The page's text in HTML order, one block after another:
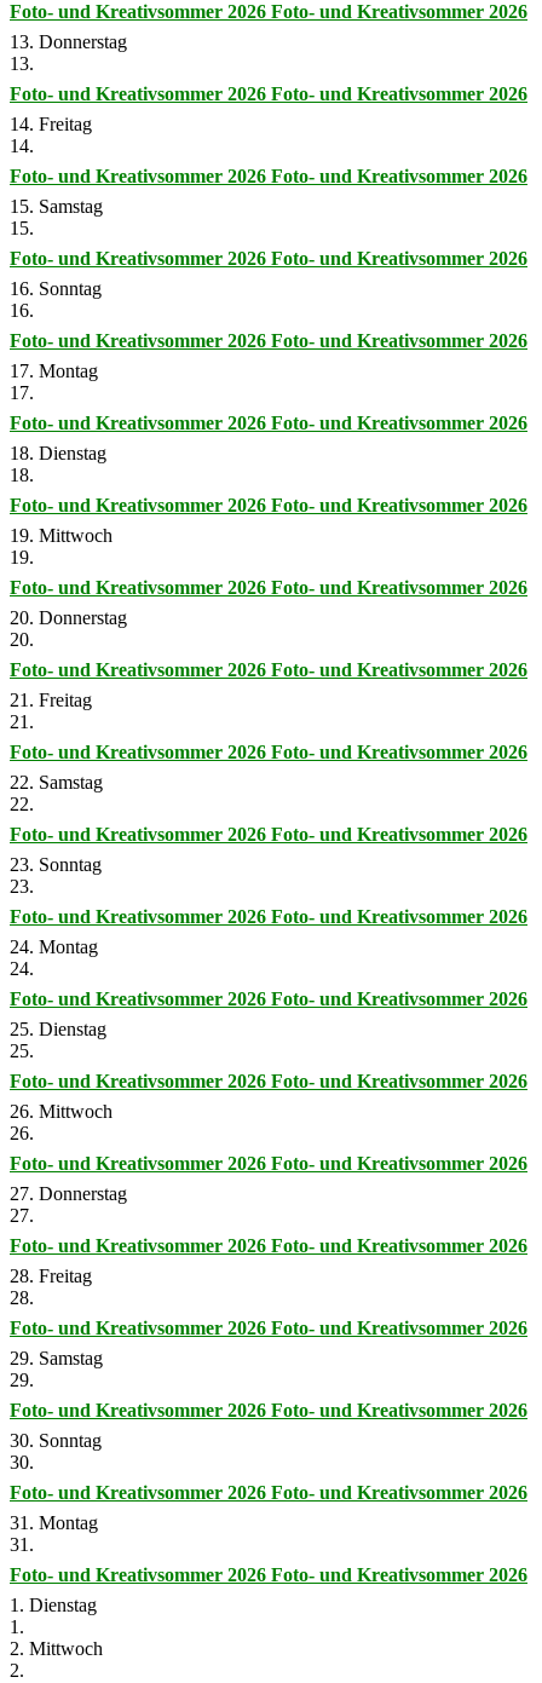
Foto- und Kreativsommer 2026 Foto- und Kreativsommer 2026
13. Donnerstag
13.
Foto- und Kreativsommer 2026 Foto- und Kreativsommer 2026
14. Freitag
14.
Foto- und Kreativsommer 2026 Foto- und Kreativsommer 2026
15. Samstag
15.
Foto- und Kreativsommer 2026 Foto- und Kreativsommer 2026
16. Sonntag
16.
Foto- und Kreativsommer 2026 Foto- und Kreativsommer 2026
17. Montag
17.
Foto- und Kreativsommer 2026 Foto- und Kreativsommer 2026
18. Dienstag
18.
Foto- und Kreativsommer 2026 Foto- und Kreativsommer 2026
19. Mittwoch
19.
Foto- und Kreativsommer 2026 Foto- und Kreativsommer 2026
20. Donnerstag
20.
Foto- und Kreativsommer 2026 Foto- und Kreativsommer 2026
21. Freitag
21.
Foto- und Kreativsommer 2026 Foto- und Kreativsommer 2026
22. Samstag
22.
Foto- und Kreativsommer 2026 Foto- und Kreativsommer 2026
23. Sonntag
23.
Foto- und Kreativsommer 2026 Foto- und Kreativsommer 2026
24. Montag
24.
Foto- und Kreativsommer 2026 Foto- und Kreativsommer 2026
25. Dienstag
25.
Foto- und Kreativsommer 2026 Foto- und Kreativsommer 2026
26. Mittwoch
26.
Foto- und Kreativsommer 2026 Foto- und Kreativsommer 2026
27. Donnerstag
27.
Foto- und Kreativsommer 2026 Foto- und Kreativsommer 2026
28. Freitag
28.
Foto- und Kreativsommer 2026 Foto- und Kreativsommer 2026
29. Samstag
29.
Foto- und Kreativsommer 2026 Foto- und Kreativsommer 2026
30. Sonntag
30.
Foto- und Kreativsommer 2026 Foto- und Kreativsommer 2026
31. Montag
31.
Foto- und Kreativsommer 2026 Foto- und Kreativsommer 2026
1. Dienstag
1.
2. Mittwoch
2.